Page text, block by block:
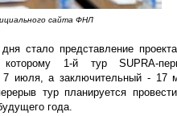
сайта ФНЛ
стало представление
1-й тур SUPRA-
7 июля,а заключительный - 17
тур планируется
года.